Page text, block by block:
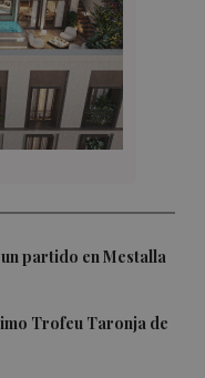
partido en Mestalla
Trofeu Taronja de